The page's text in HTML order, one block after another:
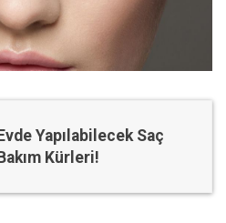
Evde Yapılabilecek Saç
Bakım Kürleri!